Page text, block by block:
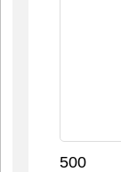
500